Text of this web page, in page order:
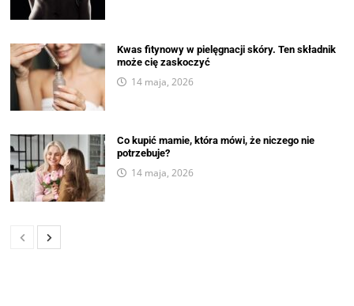
Kwas fitynowy w pielęgnacji skóry. Ten składnik
może cię zaskoczyć
14 maja, 2026
Co kupić mamie, która mówi, że niczego nie
potrzebuje?
14 maja, 2026